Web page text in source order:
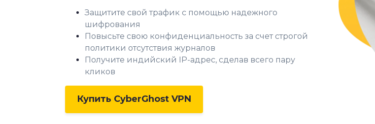
Защитите свой трафик с помощью надежного
шифрования
Повысьте свою конфиденциальность за счет строгой
политики отсутствия журналов
Получите индийский IP-адрес, сделав всего пару
кликов
Купить CyberGhost VPN